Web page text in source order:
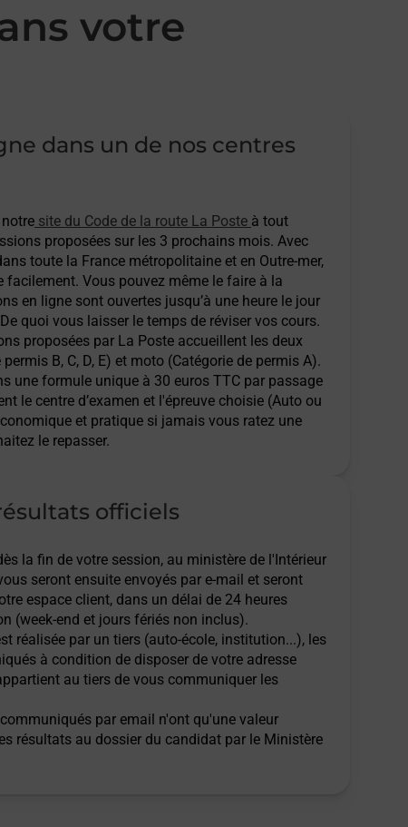
votre
dans un de nos centres
site du Code de la route La Poste à tout
proposées sur les 3 prochains mois. Avec
toute la France métropolitaine et en Outre-mer,
facilement. Vous pouvez même le faire à la
en ligne sont ouvertes jusqu’à une heure le jour
quoi vous laisser le temps de réviser vos cours.
proposées par La Poste accueillent les deux
B, C, D, E) et moto (Catégorie de permis A).
une formule unique à 30 euros TTC par passage
le centre d’examen et l'épreuve choisie (Auto ou
et pratique si jamais vous ratez une
le repasser.
officiels
la fin de votre session, au ministère de l'Intérieur
seront ensuite envoyés par e-mail et seront
espace client, dans un délai de 24 heures
(week-end et jours fériés non inclus).
réalisée par un tiers (auto-école, institution...), les
à condition de disposer de votre adresse
au tiers de vous communiquer les
par email n'ont qu'une valeur
résultats au dossier du candidat par le Ministère